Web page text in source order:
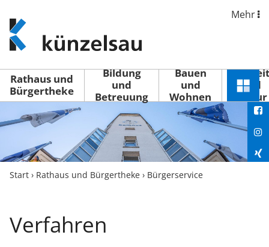
www.kuenzelsau.de
(zur
Startseite)
Mehr
Rathaus und
Bürgertheke
Bildung
und
Betreuung
Bauen
und
Wohnen
Freizeit
und
Kultur
Menü
Start › Rathaus und Bürgertheke › Bürgerservice
Verfahren